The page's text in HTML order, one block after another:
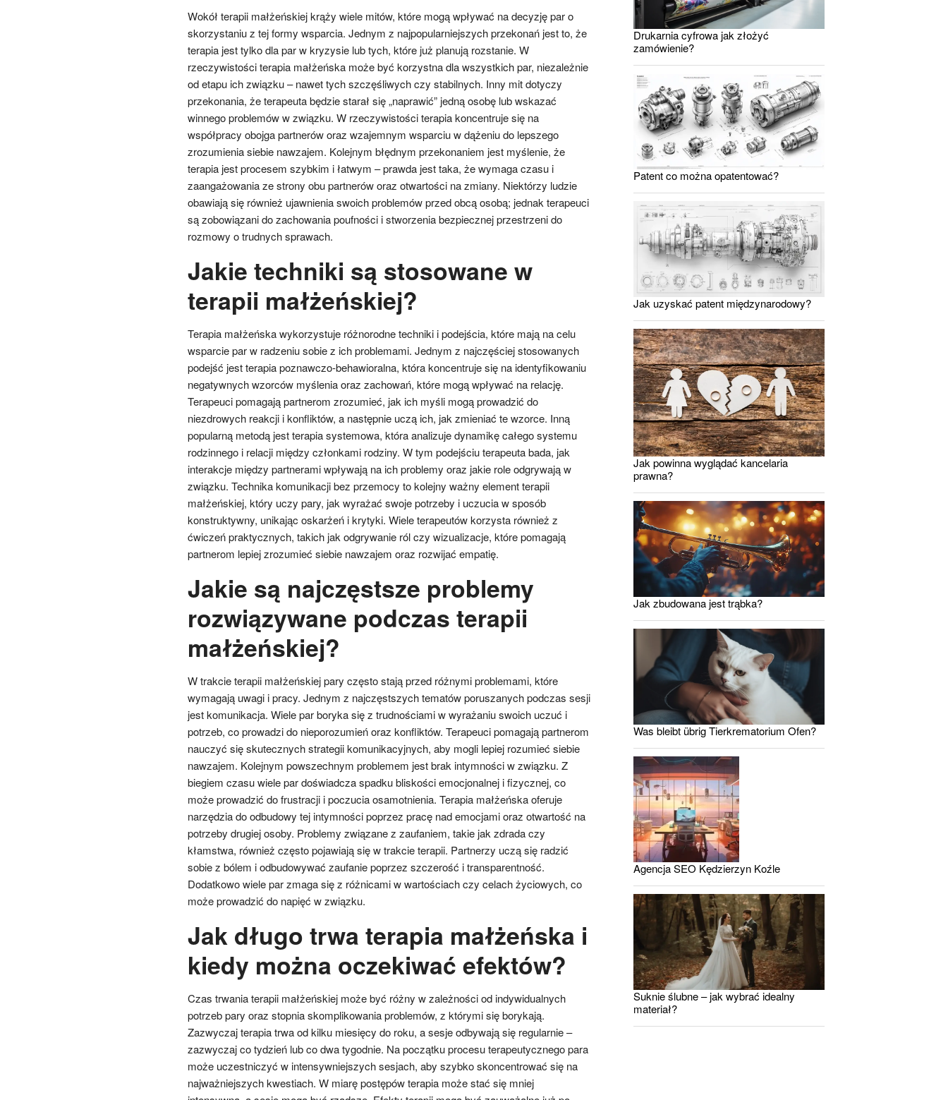
Wokół terapii małżeńskiej krąży wiele mitów, które mogą wpływać na decyzję par o
skorzystaniu z tej formy wsparcia. Jednym z najpopularniejszych przekonań jest to, że
terapia jest tylko dla par w kryzysie lub tych, które już planują rozstanie. W
rzeczywistości terapia małżeńska może być korzystna dla wszystkich par, niezależnie
od etapu ich związku – nawet tych szczęśliwych czy stabilnych. Inny mit dotyczy
przekonania, że terapeuta będzie starał się „naprawić” jedną osobę lub wskazać
winnego problemów w związku. W rzeczywistości terapia koncentruje się na
współpracy obojga partnerów oraz wzajemnym wsparciu w dążeniu do lepszego
zrozumienia siebie nawzajem. Kolejnym błędnym przekonaniem jest myślenie, że
terapia jest procesem szybkim i łatwym – prawda jest taka, że wymaga czasu i
zaangażowania ze strony obu partnerów oraz otwartości na zmiany. Niektórzy ludzie
obawiają się również ujawnienia swoich problemów przed obcą osobą; jednak terapeuci
są zobowiązani do zachowania poufności i stworzenia bezpiecznej przestrzeni do
rozmowy o trudnych sprawach.
Jakie techniki są stosowane w
terapii małżeńskiej?
Terapia małżeńska wykorzystuje różnorodne techniki i podejścia, które mają na celu
wsparcie par w radzeniu sobie z ich problemami. Jednym z najczęściej stosowanych
podejść jest terapia poznawczo-behawioralna, która koncentruje się na identyfikowaniu
negatywnych wzorców myślenia oraz zachowań, które mogą wpływać na relację.
Terapeuci pomagają partnerom zrozumieć, jak ich myśli mogą prowadzić do
niezdrowych reakcji i konfliktów, a następnie uczą ich, jak zmieniać te wzorce. Inną
popularną metodą jest terapia systemowa, która analizuje dynamikę całego systemu
rodzinnego i relacji między członkami rodziny. W tym podejściu terapeuta bada, jak
interakcje między partnerami wpływają na ich problemy oraz jakie role odgrywają w
związku. Technika komunikacji bez przemocy to kolejny ważny element terapii
małżeńskiej, który uczy pary, jak wyrażać swoje potrzeby i uczucia w sposób
konstruktywny, unikając oskarżeń i krytyki. Wiele terapeutów korzysta również z
ćwiczeń praktycznych, takich jak odgrywanie ról czy wizualizacje, które pomagają
partnerom lepiej zrozumieć siebie nawzajem oraz rozwijać empatię.
Jakie są najczęstsze problemy
rozwiązywane podczas terapii
małżeńskiej?
W trakcie terapii małżeńskiej pary często stają przed różnymi problemami, które
wymagają uwagi i pracy. Jednym z najczęstszych tematów poruszanych podczas sesji
jest komunikacja. Wiele par boryka się z trudnościami w wyrażaniu swoich uczuć i
potrzeb, co prowadzi do nieporozumień oraz konfliktów. Terapeuci pomagają partnerom
nauczyć się skutecznych strategii komunikacyjnych, aby mogli lepiej rozumieć siebie
nawzajem. Kolejnym powszechnym problemem jest brak intymności w związku. Z
biegiem czasu wiele par doświadcza spadku bliskości emocjonalnej i fizycznej, co
może prowadzić do frustracji i poczucia osamotnienia. Terapia małżeńska oferuje
narzędzia do odbudowy tej intymności poprzez pracę nad emocjami oraz otwartość na
potrzeby drugiej osoby. Problemy związane z zaufaniem, takie jak zdrada czy
kłamstwa, również często pojawiają się w trakcie terapii. Partnerzy uczą się radzić
sobie z bólem i odbudowywać zaufanie poprzez szczerość i transparentność.
Dodatkowo wiele par zmaga się z różnicami w wartościach czy celach życiowych, co
może prowadzić do napięć w związku.
Jak długo trwa terapia małżeńska i
kiedy można oczekiwać efektów?
Czas trwania terapii małżeńskiej może być różny w zależności od indywidualnych
potrzeb pary oraz stopnia skomplikowania problemów, z którymi się borykają.
Zazwyczaj terapia trwa od kilku miesięcy do roku, a sesje odbywają się regularnie –
zazwyczaj co tydzień lub co dwa tygodnie. Na początku procesu terapeutycznego para
może uczestniczyć w intensywniejszych sesjach, aby szybko skoncentrować się na
najważniejszych kwestiach. W miarę postępów terapia może stać się mniej
Drukarnia cyfrowa jak złożyć
zamówienie?
Patent co można opatentować?
Jak uzyskać patent międzynarodowy?
Jak powinna wyglądać kancelaria
prawna?
Jak zbudowana jest trąbka?
Was bleibt übrig Tierkrematorium Ofen?
Agencja SEO Kędzierzyn Koźle
Suknie ślubne – jak wybrać idealny
materiał?